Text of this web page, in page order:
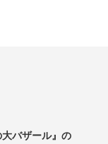
バザール』の